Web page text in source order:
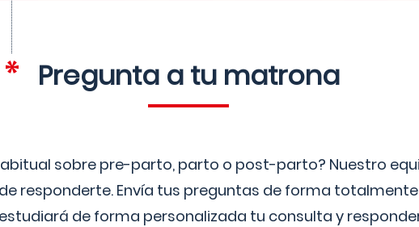
Pregunta a tu matrona
sobre pre-parto, parto o post-parto? Nuestro
responderte. Envía tus preguntas de forma
de forma personalizada tu consulta y